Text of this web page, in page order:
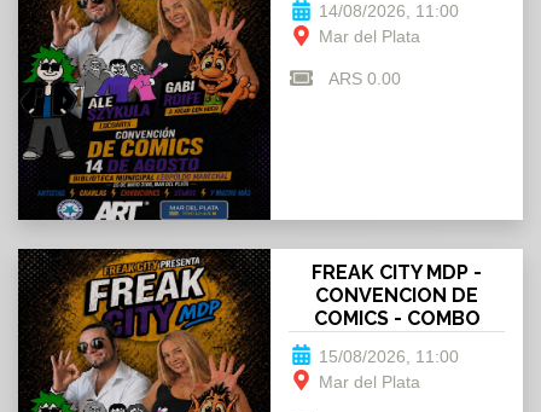
14/08/2026, 11:00
Mar del Plata
ARS 0.00
FREAK CITY MDP -
CONVENCION DE
COMICS - COMBO
SABADO Y DOMINGO
15/08/2026, 11:00
Mar del Plata